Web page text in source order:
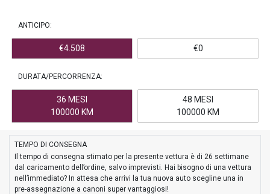
ANTICIPO:
€4.508 €0
DURATA/PERCORRENZA:
36 MESI
100000 KM
48 MESI
100000 KM
TEMPO DI CONSEGNA
Il tempo di consegna stimato per la presente vettura è di 26 settimane
dal caricamento dell’ordine, salvo imprevisti. Hai bisogno di una vettura
nell’immediato? In attesa che arrivi la tua nuova auto scegline una in
pre-assegnazione a canoni super vantaggiosi!